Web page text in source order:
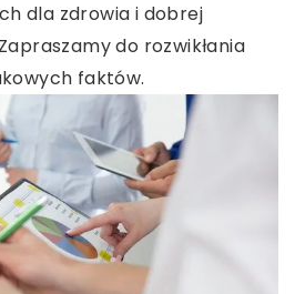
dla zdrowia i dobrej
do rozwikłania
faktów.